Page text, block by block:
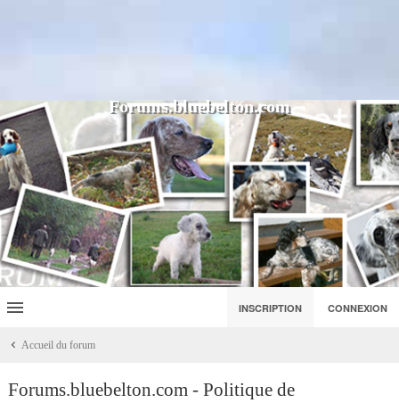
Forums.bluebelton.com
INSCRIPTION CONNEXION
Accueil du forum
Forums.bluebelton.com - Politique de